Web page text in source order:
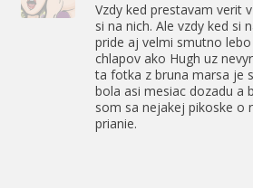
Vzdy ked prestavam verit
si na nich. Ale vzdy ked si
pride aj velmi smutno
chlapov ako Hugh uz
ta fotka z bruna marsa je
bola asi mesiac dozadu a
som sa nejakej pikoske o
prianie.